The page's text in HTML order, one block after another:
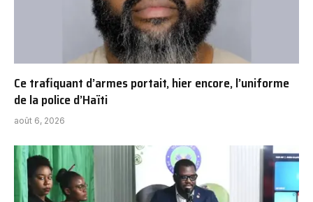
Ce trafiquant d’armes portait, hier encore, l’uniforme
de la police d’Haïti
août 6, 2026